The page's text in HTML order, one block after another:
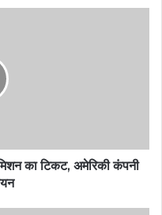
का टिकट, अमेरिकी कंपनी